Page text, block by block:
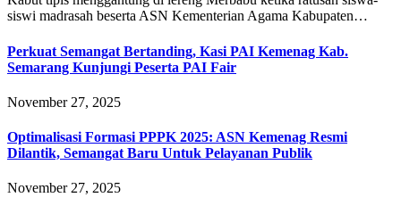
siswi madrasah beserta ASN Kementerian Agama Kabupaten…
Perkuat Semangat Bertanding, Kasi PAI Kemenag Kab.
Semarang Kunjungi Peserta PAI Fair
November 27, 2025
Optimalisasi Formasi PPPK 2025: ASN Kemenag Resmi
Dilantik, Semangat Baru Untuk Pelayanan Publik
November 27, 2025